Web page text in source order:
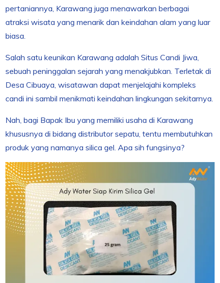
pertaniannya, Karawang juga menawarkan berbagai
atraksi wisata yang menarik dan keindahan alam yang luar
biasa.
Salah satu keunikan Karawang adalah Situs Candi Jiwa,
sebuah peninggalan sejarah yang menakjubkan. Terletak di
Desa Cibuaya, wisatawan dapat menjelajahi kompleks
candi ini sambil menikmati keindahan lingkungan sekitarnya.
Nah, bagi Bapak Ibu yang memiliki usaha di Karawang
khususnya di bidang distributor sepatu, tentu membutuhkan
produk yang namanya silica gel. Apa sih fungsinya?